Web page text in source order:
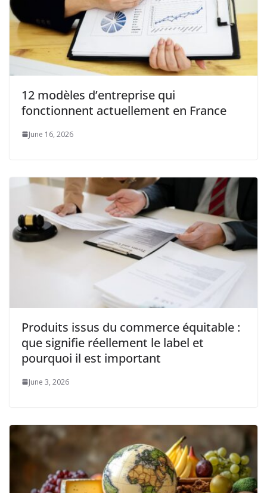
12 modèles d’entreprise qui
fonctionnent actuellement en France
June 16, 2026
Produits issus du commerce équitable :
que signifie réellement le label et
pourquoi il est important
June 3, 2026